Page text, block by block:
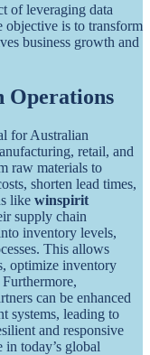
of leveraging data
objective is to transform
business growth and
Operations
for Australian
retail, and
raw materials to
shorten lead times,
like winspirit
supply chain
inventory levels,
This allows
optimize inventory
can be enhanced
systems, leading to
and responsive
today’s global